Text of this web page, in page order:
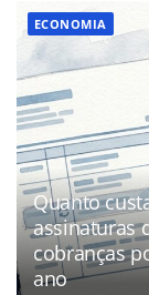
ECONOMIA
Quanto
assinaturas
cobranças
ano